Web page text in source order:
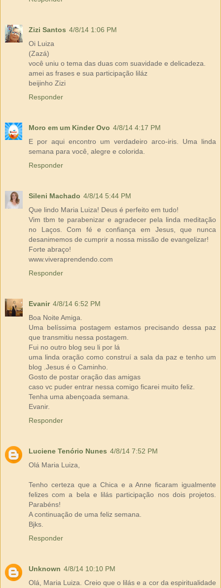
Zizi Santos 4/8/14 1:06 PM
Oi Luiza
(Zazá)
você uniu o tema das duas com suavidade e delicadeza.
amei as frases e sua participação liláz
beijinho Zizi
Responder
Moro em um Kinder Ovo 4/8/14 4:17 PM
E por aqui encontro um verdadeiro arco-iris. Uma linda
semana para você, alegre e colorida.
Responder
Sileni Machado 4/8/14 5:44 PM
Que lindo Maria Luiza! Deus é perfeito em tudo!
Vim tbm te parabenizar e agradecer pela linda meditação
no Laços. Com fé e confiança em Jesus, que nunca
desanimemos de cumprir a nossa missão de evangelizar!
Forte abraço!
www.viveraprendendo.com
Responder
Evanir 4/8/14 6:52 PM
Boa Noite Amiga.
Uma belíssima postagem estamos precisando dessa paz
que transmitiu nessa postagem.
Fui no outro blog seu li por lá
uma linda oração como construí a sala da paz e tenho um
blog .Jesus é o Caminho.
Gosto de postar oração das amigas
caso vc puder entrar nessa comigo ficarei muito feliz.
Tenha uma abençoada semana.
Evanir.
Responder
Luciene Tenório Nunes 4/8/14 7:52 PM
Olá Maria Luiza,
Tenho certeza que a Chica e a Anne ficaram igualmente
felizes com a bela e lilás participação nos dois projetos.
Parabéns!
A continuação de uma feliz semana.
Bjks.
Responder
Unknown 4/8/14 10:10 PM
Olá, Maria Luiza. Creio que o lilás e a cor da espiritualidade